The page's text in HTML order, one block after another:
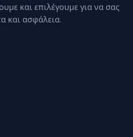
και επιλέγουμε για να σας
και ασφάλεια.